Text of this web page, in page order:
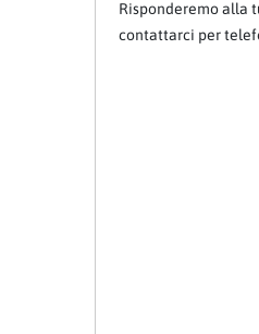
Risponderemo alla
contattarci per